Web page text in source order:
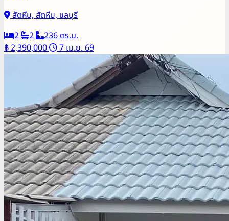
สัตหีบ, สัตหีบ, ชลบุรี
2
2
236 ตร.ม.
฿ 2,390,000
7 เม.ย. 69